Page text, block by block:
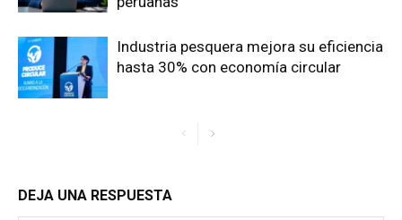
Industria pesquera mejora su eficiencia
hasta 30% con economía circular
DEJA UNA RESPUESTA